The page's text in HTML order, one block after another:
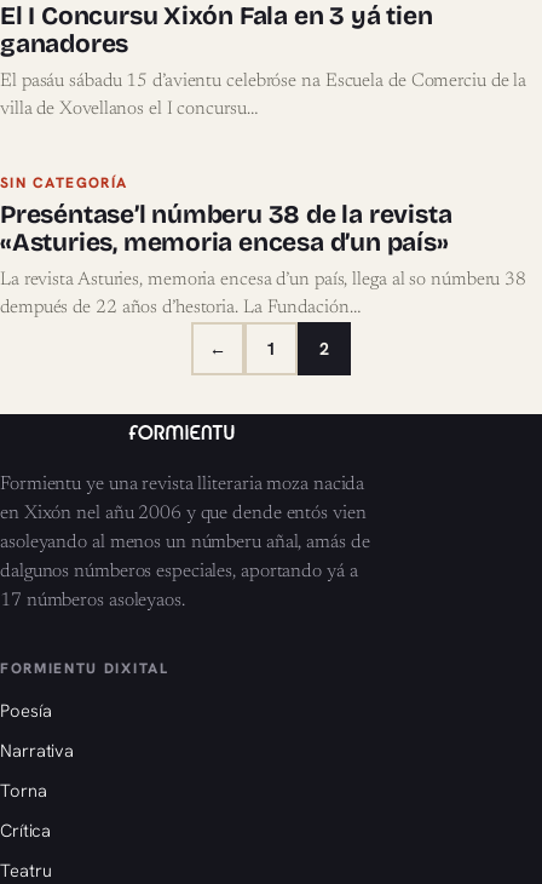
El I Concursu Xixón Fala en 3 yá tien
ganadores
El pasáu sábadu 15 d’avientu celebróse na Escuela de Comerciu de la
villa de Xovellanos el I concursu…
SIN CATEGORÍA
Preséntase’l númberu 38 de la revista
«Asturies, memoria encesa d’un país»
La revista Asturies, memoria encesa d’un país, llega al so númberu 38
dempués de 22 años d’hestoria. La Fundación…
← 1 2
Formientu ye una revista lliteraria moza nacida
en Xixón nel añu 2006 y que dende entós vien
asoleyando al menos un númberu añal, amás de
dalgunos númberos especiales, aportando yá a
17 númberos asoleyaos.
FORMIENTU DIXITAL
Poesía
Narrativa
Torna
Crítica
Teatru